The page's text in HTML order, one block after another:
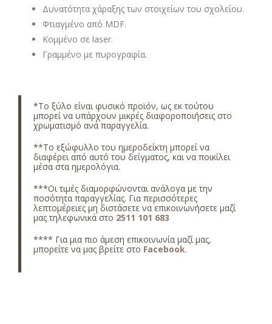
Δυνατότητα χάραξης των στοιχείων του σχολείου.
Φτιαγμένο από MDF.
Κομμένο σε laser.
Γραμμένο με πυρογραφία.
*Το ξύλο είναι φυσικό προϊόν, ως εκ τούτου
μπορεί να υπάρχουν μικρές διαφοροποιήσεις στο
χρωματισμό ανά παραγγελία.
**Το εξώφυλλο του ημεροδείκτη μπορεί να
διαφέρει από αυτό του δείγματος, και να ποικίλει
μέσα στα ημερολόγια.
***Οι τιμές διαμορφώνονται ανάλογα με την
ποσότητα παραγγελίας. Για περισσότερες
λεπτομέρειες μη διστάσετε να επικοινωνήσετε μαζί
μας τηλεφωνικά στο 2511 101 683
**** Για μια πιο άμεση επικοινωνία μαζί μας,
μπορείτε να μας βρείτε στο Facebook.